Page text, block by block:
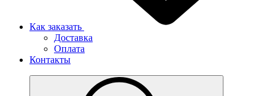
Как заказать
Доставка
Оплата
Контакты